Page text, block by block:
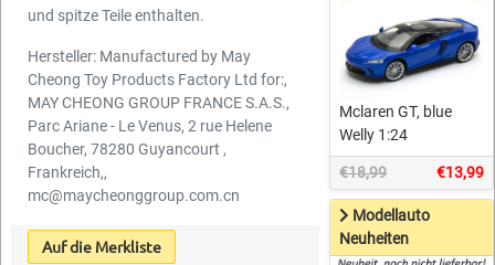
und spitze Teile enthalten.
Hersteller: Manufactured by May
Cheong Toy Products Factory Ltd for:,
MAY CHEONG GROUP FRANCE S.A.S.,
Parc Ariane - Le Venus, 2 rue Helene
Boucher, 78280 Guyancourt ,
Frankreich,,
mc@maycheonggroup.com.cn
Auf die Merkliste
Mclaren GT, blue
Welly 1:24
€18,99 €13,99
Modellauto
Neuheiten